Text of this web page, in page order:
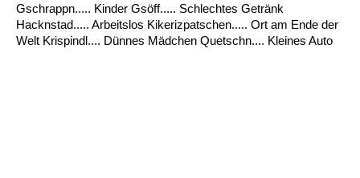
Gschrappn..... Kinder Gsöff..... Schlechtes Getränk
Hacknstad..... Arbeitslos Kikerizpatschen..... Ort am Ende der
Welt Krispindl.... Dünnes Mädchen Quetschn.... Kleines Auto